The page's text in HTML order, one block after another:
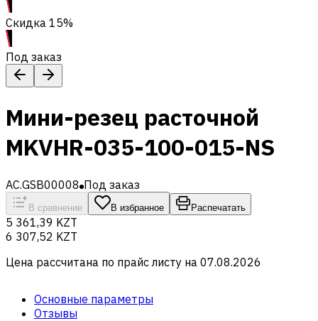
Скидка 15%
Под заказ
Мини-резец расточной
MKVHR-035-100-015-NS
AC.GSB00008 Под заказ
В сравнение В избранное Распечатать
5 361,39 KZT
6 307,52 KZT
Цена рассчитана по прайс листу на 07.08.2026
Основные параметры
Отзывы